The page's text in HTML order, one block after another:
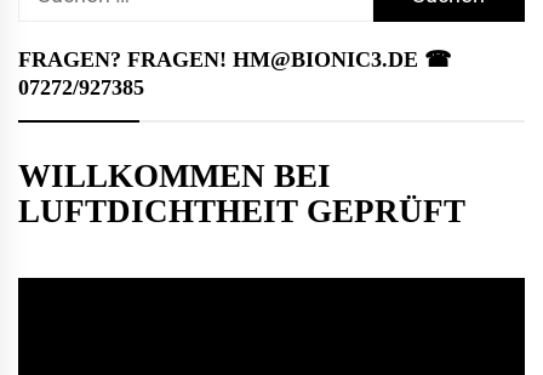
FRAGEN? FRAGEN! HM@BIONIC3.DE ☎︎
07272/927385
WILLKOMMEN BEI
LUFTDICHTHEIT GEPRÜFT